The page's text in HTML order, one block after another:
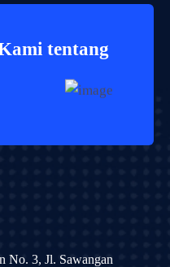
tentang
No. 3, Jl. Sawangan